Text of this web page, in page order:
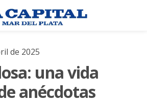
de 2025
una vida
anécdotas